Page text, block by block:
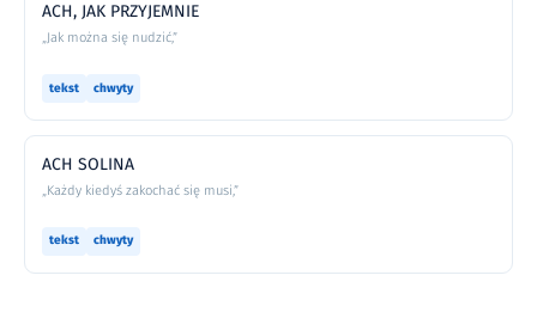
ACH, JAK PRZYJEMNIE
„Jak można się nudzić,”
tekst chwyty
ACH SOLINA
„Każdy kiedyś zakochać się musi,”
tekst chwyty